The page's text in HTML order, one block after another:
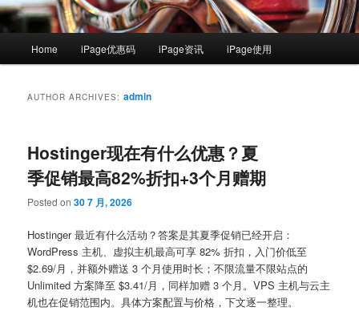
Skip to primary content
Skip to secondary content
Home iPage优惠码 iPage资讯 iPage使用
AUTHOR ARCHIVES:admin
Hostinger现在有什么优惠？夏
季促销最高82%折扣+3个月赠期
Posted on30 7 月, 2026
Hostinger 最近有什么活动？答案是其夏季促销已经开启：
WordPress 主机、虚拟主机最高可享 82% 折扣，入门价低至
$2.69/月，并额外赠送 3 个月使用时长；不限流量不限站点的
Unlimited 方案降至 $3.41/月，同样加赠 3 个月。VPS 主机与云主
机也在促销范围内。具体方案配置与价格，下文逐一整理。